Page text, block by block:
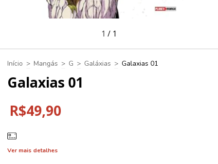
1 / 1
Início > Mangás > G > Galáxias > Galaxias 01
Galaxias 01
R$49,90
Ver mais detalhes